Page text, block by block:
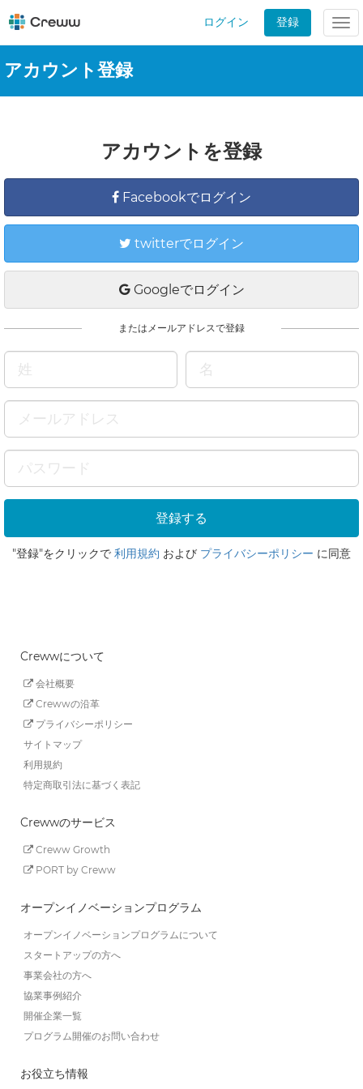
ログイン 登録
アカウント登録
アカウントを登録
Facebookでログイン
twitterでログイン
Googleでログイン
またはメールアドレスで登録
"登録"をクリックで 利用規約 および プライバシーポリシー に同意
Crewwについて
会社概要
Crewwの沿革
プライバシーポリシー
サイトマップ
利用規約
特定商取引法に基づく表記
Crewwのサービス
Creww Growth
PORT by Creww
オープンイノベーションプログラム
オープンイノベーションプログラムについて
スタートアップの方へ
事業会社の方へ
協業事例紹介
開催企業一覧
プログラム開催のお問い合わせ
お役立ち情報